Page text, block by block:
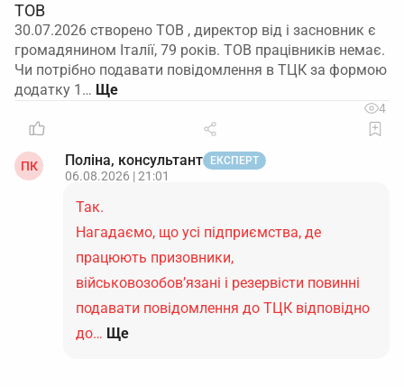
ТОВ
30.07.2026 створено ТОВ , директор від і засновник є
громадянином Італії, 79 років. ТОВ працівників немає.
Чи потрібно подавати повідомлення в ТЦК за формою
додатку 1…
4
ПК Поліна, консультант ЕКСПЕРТ
06.08.2026 | 21:01
Так.
Нагадаємо, що усі підприємства, де
працюють призовники,
військовозобов’язані і резервісти повинні
подавати повідомлення до ТЦК відповідно
до… Ще